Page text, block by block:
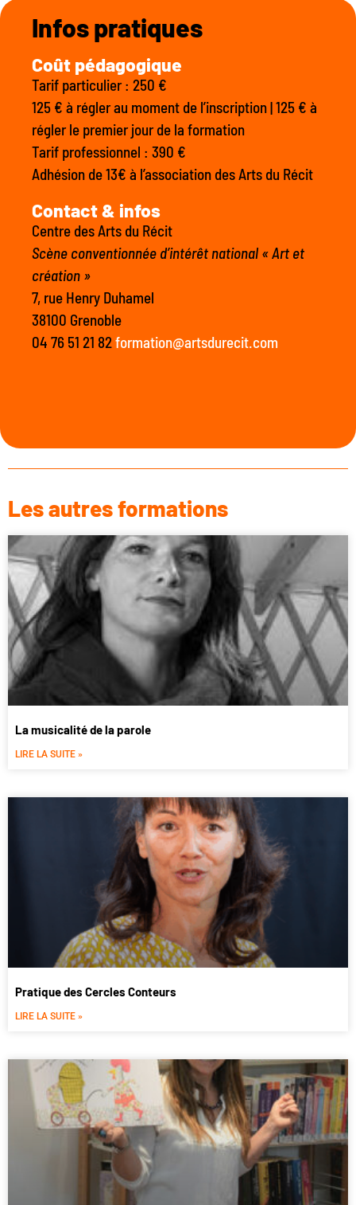
Infos pratiques
Coût pédagogique
Tarif particulier : 250 €
125 € à régler au moment de l’inscription | 125 € à
régler le premier jour de la formation
Tarif professionnel : 390 €
Adhésion de 13€ à l’association des Arts du Récit
Contact & infos
Centre des Arts du Récit
Scène conventionnée d’intérêt national « Art et
création »
7, rue Henry Duhamel
38100 Grenoble
04 76 51 21 82formation@artsdurecit.com
Les autres formations
La musicalité de la parole
LIRE LA SUITE »
Pratique des Cercles Conteurs
LIRE LA SUITE »